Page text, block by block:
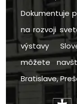
Dokumentuje
na rozvoji
výstavy
môžete
Bratislave,